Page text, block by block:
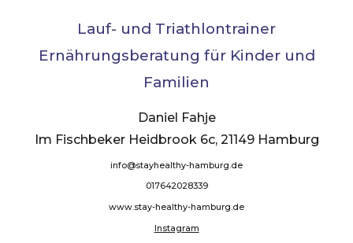
Lauf- und Triathlontrainer
Ernährungsberatung für Kinder und
Familien
Daniel Fahje
Im Fischbeker Heidbrook 6c, 21149 Hamburg
info@stayhealthy-hamburg.de
017642028339
www.stay-healthy-hamburg.de
Instagram